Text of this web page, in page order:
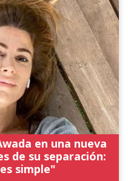
en una nueva
de su separación:
simple"